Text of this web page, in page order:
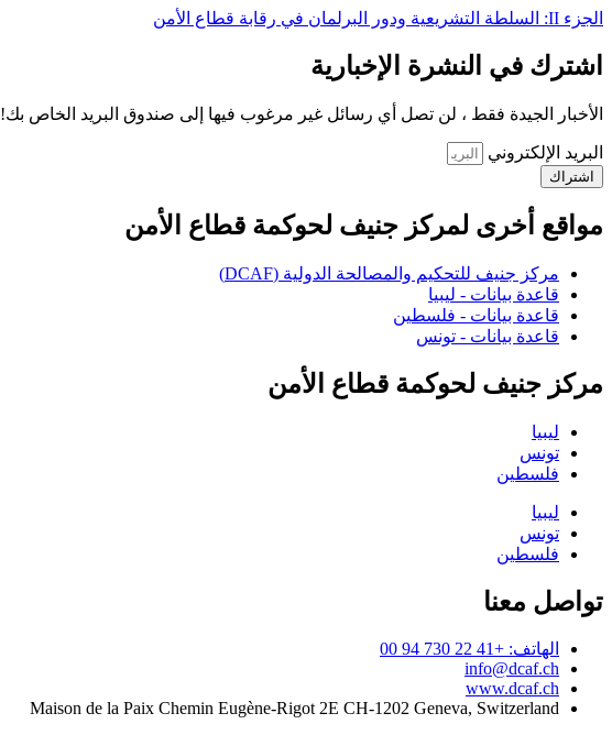
الجزء II: السلطة التشريعية ودور البرلمان في رقابة قطاع الأمن
اشترك في النشرة الإخبارية
الأخبار الجيدة فقط ، لن تصل أي رسائل غير مرغوب فيها إلى صندوق البريد الخاص بك!
البريد الإلكتروني
اشتراك
مواقع أخرى لمركز جنيف لحوكمة قطاع الأمن
مركز جنيف للتحكيم والمصالحة الدولية (DCAF)
قاعدة بيانات - ليبيا
قاعدة بيانات - فلسطين
قاعدة بيانات - تونس
مركز جنيف لحوكمة قطاع الأمن
ليبيا
تونس
فلسطين
ليبيا
تونس
فلسطين
تواصل معنا
الهاتف: +41 22 730 94 00
info@dcaf.ch
www.dcaf.ch
Maison de la Paix Chemin Eugène-Rigot 2E CH-1202 Geneva, Switzerland